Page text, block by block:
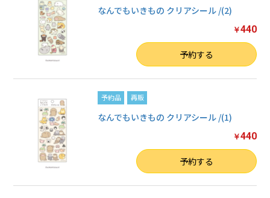
なんでもいきもの クリアシール /(2)
￥440
予約する
予約品 再販
なんでもいきもの クリアシール /(1)
￥440
予約する